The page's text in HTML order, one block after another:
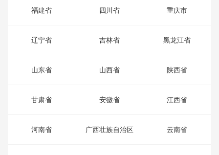
福建省 四川省 重庆市
辽宁省 吉林省 黑龙江省
山东省 山西省 陕西省
甘肃省 安徽省 江西省
河南省 广西壮族自治区 云南省